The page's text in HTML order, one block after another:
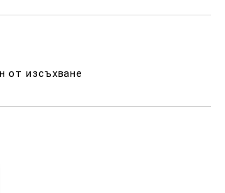
от изсъхване